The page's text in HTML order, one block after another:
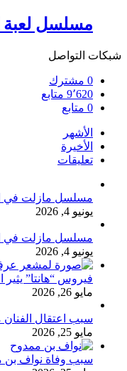
مسلسل لعبة
شبكات التواصل
0 مشترك
9٬620 متابع
0 متابع
الأشهر
الأخيرة
تعليقات
مسلسل مازلت في
يونيو 4, 2026
مسلسل مازلت في
يونيو 4, 2026
فيروس “هانتا”
مايو 26, 2026
سبب اعتقال
مايو 25, 2026
سبب وفاة نواف بن